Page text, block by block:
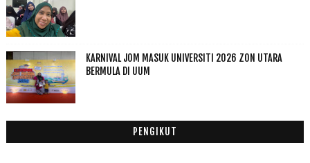
Sakit Jerawat Batu?
Seksi Anak Ko Kat Tempat Orang Ramai
Air Kelapa Muda
New Template
Betul ke Kak Wanita Diperkosa Peristiwa Mamali 1985
Hidup Seperti Dilahirkan Semula Selepas Bleeding
KARNIVAL JOM MASUK UNIVERSITI 2026 ZON UTARA
BERMULA DI UUM
PENGIKUT